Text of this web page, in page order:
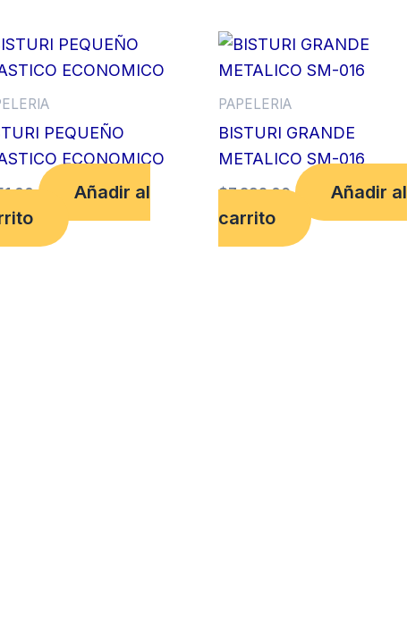
PEQUEÑO
ECONOMICO
Añadir al
PAPELERIA
BISTURI GRANDE
METALICO SM-016
$7,392.00
Añadir al
carrito